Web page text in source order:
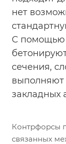
нет
С помощью
сечения,
выполняют
закладных
Контрфорсы
связанных